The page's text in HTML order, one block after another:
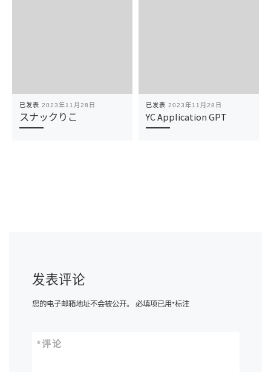
已发表 2023年11月28日
スナックりこ
已发表 2023年11月28日
YC Application GPT
发表评论
您的电子邮箱地址不会被公开。 必填项已用*标注
评论
*